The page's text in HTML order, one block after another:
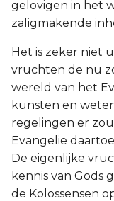
gelovigen in het
zaligmakende
Het is zeker niet
vruchten de nu
wereld van het
kunsten en
regelingen er
Evangelie
De eigenlijke
kennis van Gods
de Kolossensen